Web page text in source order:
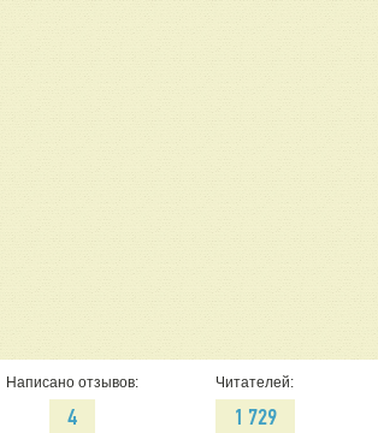
Написано отзывов:
4
Читателей:
1 729